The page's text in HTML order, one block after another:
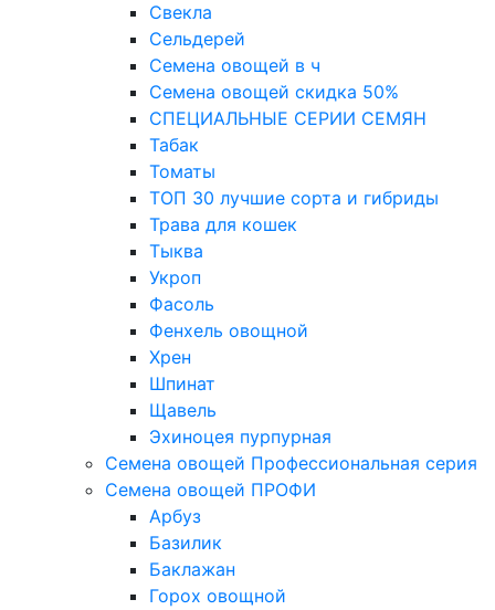
Свекла
Сельдерей
Семена овощей в ч
Семена овощей скидка 50%
СПЕЦИАЛЬНЫЕ СЕРИИ СЕМЯН
Табак
Томаты
ТОП 30 лучшие сорта и гибриды
Трава для кошек
Тыква
Укроп
Фасоль
Фенхель овощной
Хрен
Шпинат
Щавель
Эхиноцея пурпурная
Семена овощей Профессиональная серия
Семена овощей ПРОФИ
Арбуз
Базилик
Баклажан
Горох овощной